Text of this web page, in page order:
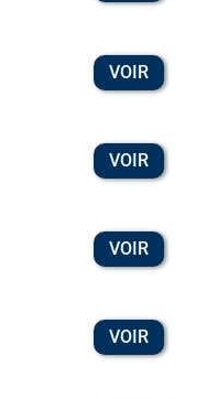
VOIR
VOIR
VOIR
VOIR